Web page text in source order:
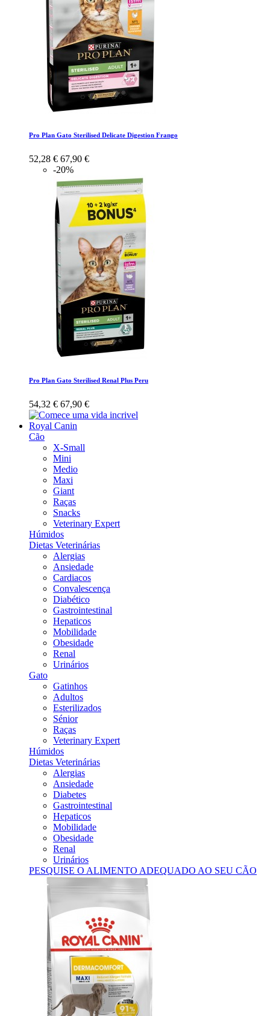
Pro Plan Gato Sterilised Delicate Digestion Frango
52,28 € 67,90 €
-20%
Pro Plan Gato Sterilised Renal Plus Peru
54,32 € 67,90 €
Royal Canin
Cão
X-Small
Mini
Medio
Maxi
Giant
Raças
Snacks
Veterinary Expert
Húmidos
Dietas Veterinárias
Alergias
Ansiedade
Cardiacos
Convalescença
Diabético
Gastrointestinal
Hepaticos
Mobilidade
Obesidade
Renal
Urinários
Gato
Gatinhos
Adultos
Esterilizados
Sénior
Raças
Veterinary Expert
Húmidos
Dietas Veterinárias
Alergias
Ansiedade
Diabetes
Gastrointestinal
Hepaticos
Mobilidade
Obesidade
Renal
Urinários
PESQUISE O ALIMENTO ADEQUADO AO SEU CÃO